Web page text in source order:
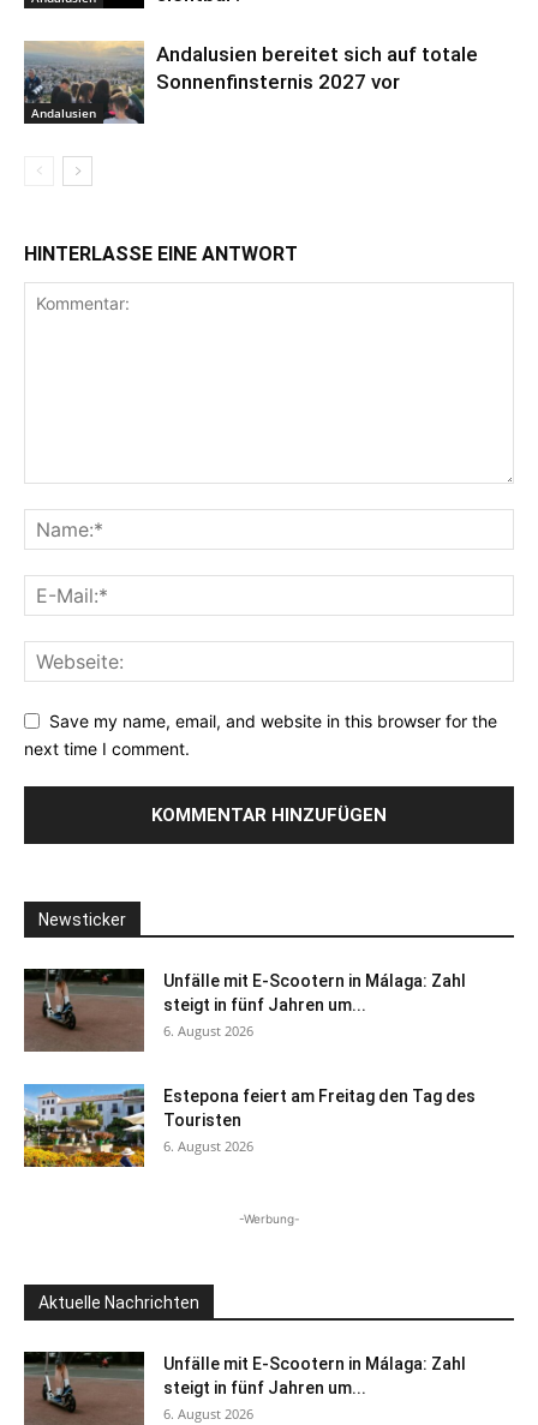
Andalusien
Andalusien bereitet sich auf totale
Sonnenfinsternis 2027 vor
HINTERLASSE EINE ANTWORT
Save my name, email, and website in this browser for the
next time I comment.
Newsticker
Unfälle mit E-Scootern in Málaga: Zahl
steigt in fünf Jahren um...
6. August 2026
Estepona feiert am Freitag den Tag des
Touristen
6. August 2026
-Werbung-
Aktuelle Nachrichten
Unfälle mit E-Scootern in Málaga: Zahl
steigt in fünf Jahren um...
6. August 2026